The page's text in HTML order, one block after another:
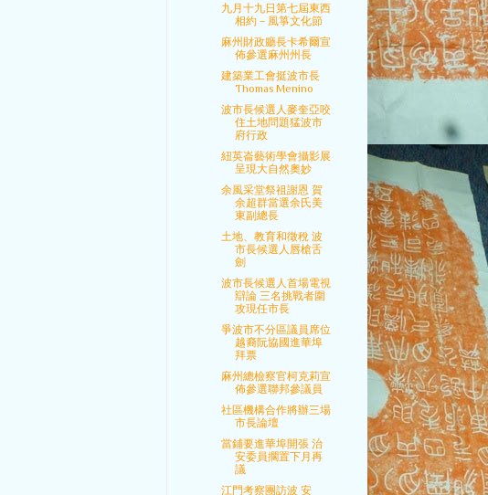
九月十九日第七屆東西
相約－風箏文化節
麻州財政廳長卡希爾宣
佈參選麻州州長
建築業工會挺波市長
Thomas Menino
波市長候選人麥奎亞咬
住土地問題猛波市
府行政
紐英崙藝術學會攝影展
呈現大自然奧妙
余風采堂祭祖謝恩 賀
余超群當選余氏美
東副總長
土地、教育和徵稅 波
市長候選人唇槍舌
劍
波市長候選人首場電視
辯論 三名挑戰者圍
攻現任市長
爭波市不分區議員席位
越裔阮協國進華埠
拜票
麻州總檢察官柯克莉宣
佈參選聯邦參議員
社區機構合作將辦三場
市長論壇
當鋪要進華埠開張 治
安委員擱置下月再
議
江門考察團訪波 安